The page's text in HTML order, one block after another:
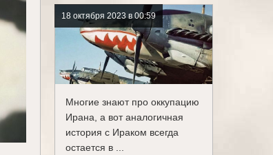
18 октября 2023 в 00:59
Многие знают про оккупацию
Ирана, а вот аналогичная
история с Ираком всегда
остается в ...